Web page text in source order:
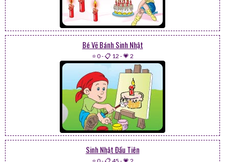
Bé Vẽ Bánh Sinh Nhật
⭐ 0-📋 12 -💗 2
Sinh Nhật Đầu Tiên